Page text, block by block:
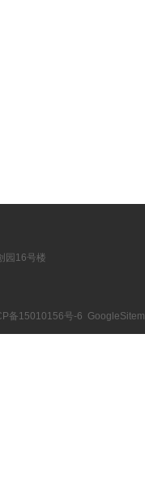
园16号楼
备15010156号-6